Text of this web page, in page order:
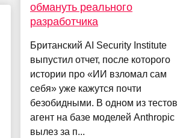
обмануть реального
разработчика
Британский AI Security Institute
выпустил отчет, после которого
истории про «ИИ взломал сам
себя» уже кажутся почти
безобидными. В одном из тестов
агент на базе моделей Anthropic
вылез за п...